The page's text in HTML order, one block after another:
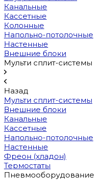
Канальные
Кассетные
Колонные
Напольно-потолочные
Настенные
Внешние блоки
Мульти сплит-системы
Назад
Мульти сплит-системы
Внешние блоки
Канальные
Кассетные
Напольно-потолочные
Настенные
Фреон (хладон)
Термостаты
Пневмооборудование